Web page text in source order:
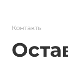
Контакты